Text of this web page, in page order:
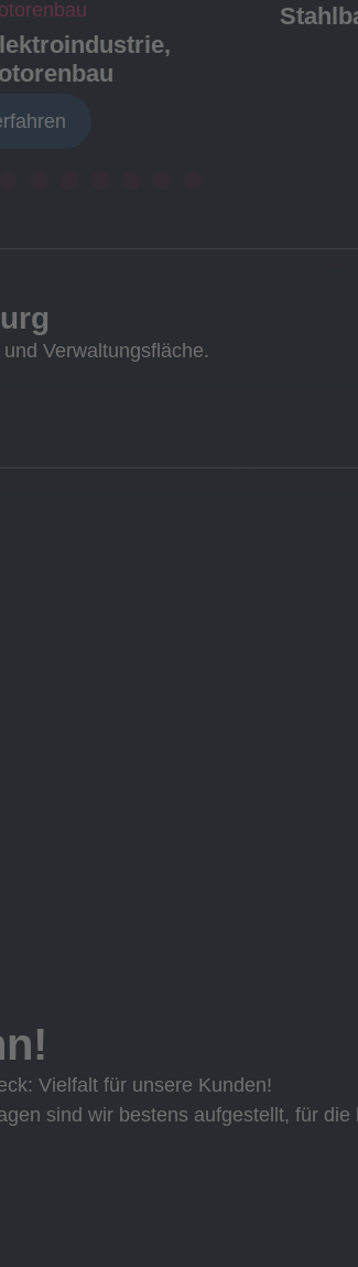
Verwaltungsfläche.
Vielfalt für unsere Kunden!
sind wir bestens aufgestellt, für